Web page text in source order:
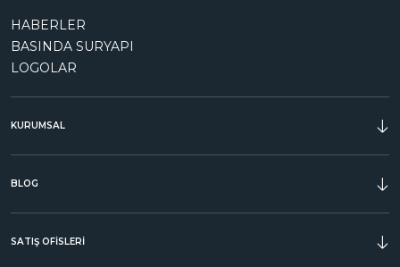
HABERLER
BASINDA SURYAPI
LOGOLAR
KURUMSAL
BLOG
SATIŞ OFİSLERİ